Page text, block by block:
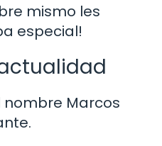
mismo les
especial!
nombre Marcos